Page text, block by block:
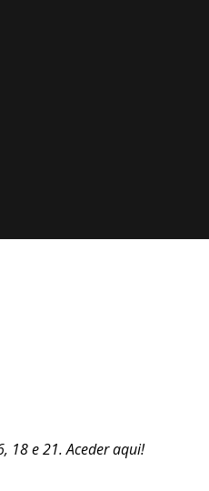
18 e 21. Aceder aqui!